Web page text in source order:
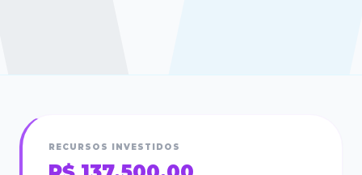
RECURSOS INVESTIDOS